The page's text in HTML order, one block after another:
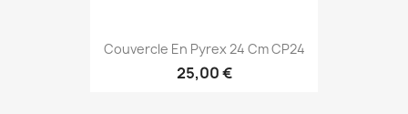
Couvercle En Pyrex 24 Cm CP24
25,00 €